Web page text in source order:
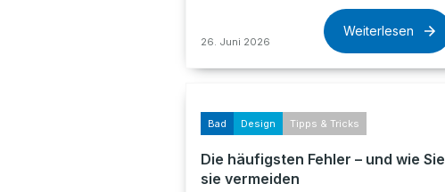
26. Juni 2026
Weiterlesen
Bad Design Tipps & Tricks
Die häufigsten Fehler – und wie Sie
sie vermeiden